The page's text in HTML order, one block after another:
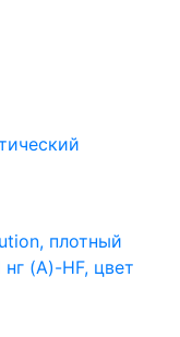
плотный
нг (A)-HF, цвет